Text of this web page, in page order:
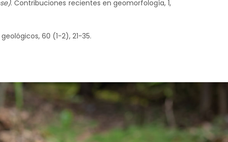
. Contribuciones recientes en geomorfología, 1,
60 (1-2), 21-35.